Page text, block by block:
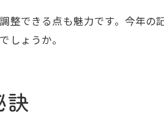
できる点も魅力です。今年の
ょうか。
訣